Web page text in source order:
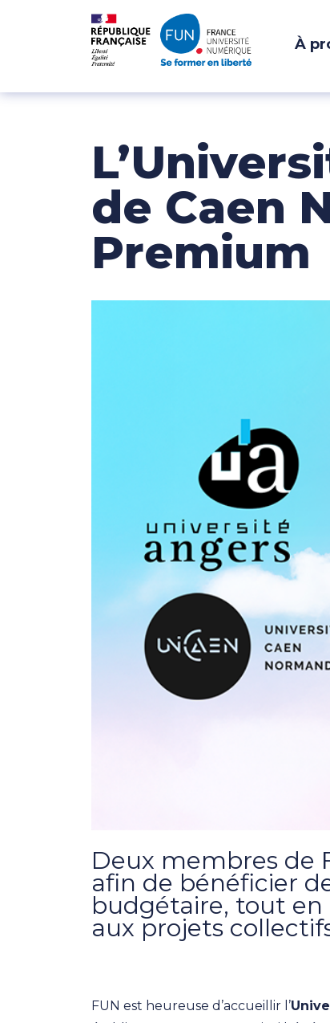
NAVIGATION À
de Caen
Premium
Deux membres de
afin de bénéficier
budgétaire, tout
aux projets
FUN est heureuse d’accueillir l’